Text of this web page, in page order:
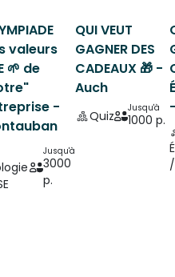
valeurs
🌱 de
-
Jusqu'à
3000
p.
QUI VEUT
GAGNER DES
CADEAUX 🎁 -
Auch
Quiz
Jusqu'à
1000 p.
/